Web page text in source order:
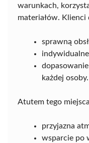
warunkach,
materiałów. Klienci
sprawną
każdej osoby.
Atutem tego
przyjazna
wsparcie po